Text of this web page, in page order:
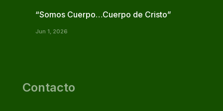
“Somos Cuerpo…Cuerpo de Cristo”
Jun 1, 2026
Contacto